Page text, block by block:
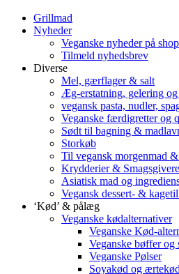
Grillmad
Nyheder
Veganske nyheder på
Tilmeld nyhedsbrev
Diverse
Mel, gærflager & salt
Æg-erstatning, gelering og
vegansk pasta, nudler,
Veganske færdigretter og
Sødt til bagning &
Storkøb
Til vegansk morgenmad
Krydderier & Smagsgivere
Asiatisk mad og
Vegansk dessert- &
‘Kød’ & pålæg
Veganske kødalternativer
Veganske Kød-
Veganske bøffer og
Veganske Pølser
Soyakød og ærtekød